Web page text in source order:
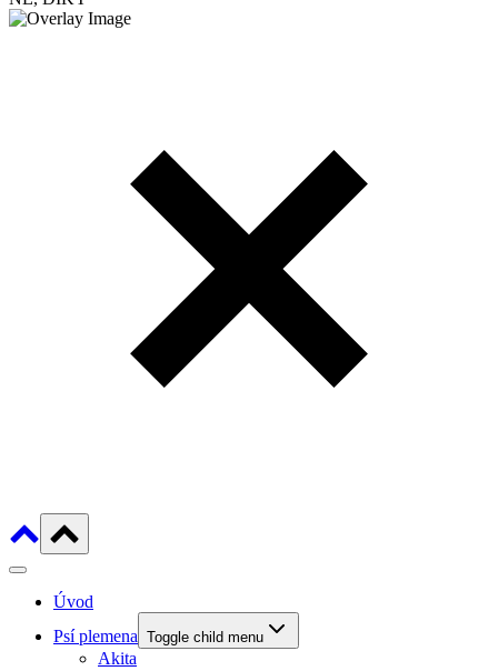
Úvod
Psí plemena Toggle child menu
Akita